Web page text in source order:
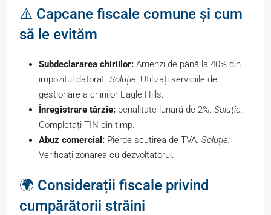
⚠️ Capcane fiscale comune și cum
să le evităm
Subdeclararea chiriilor: Amenzi de până la 40% din
impozitul datorat. Soluție: Utilizați serviciile de
gestionare a chiriilor Eagle Hills.
Înregistrare târzie: penalitate lunară de 2%. Soluție:
Completați TIN din timp.
Abuz comercial: Pierde scutirea de TVA. Soluție:
Verificați zonarea cu dezvoltatorul.
🌍 Considerații fiscale privind
cumpărătorii străini